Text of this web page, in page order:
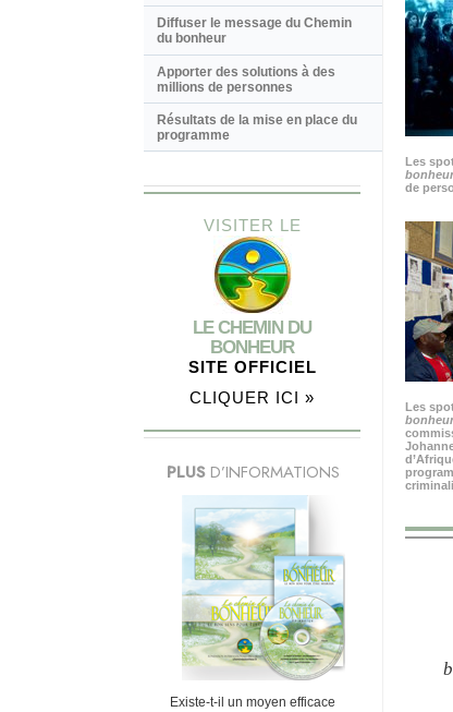
Les
bonheur
de
Les
bonheur
Diffuser le message du Chemin
du bonheur
Apporter des solutions à des
millions de personnes
Résultats de la mise en place du
programme
VISITER LE
LE CHEMIN DU
BONHEUR
SITE OFFICIEL
CLIQUER ICI »
PLUS D’INFORMATIONS
Existe-t-il un moyen efficace